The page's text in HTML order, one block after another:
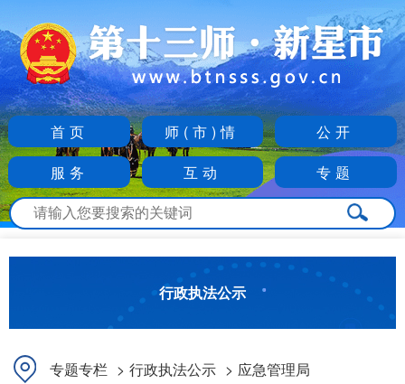
首页 师(市)情
公开
服务
互动 专题
行政执法公示
专题专栏 > 行政执法公示 > 应急管理局